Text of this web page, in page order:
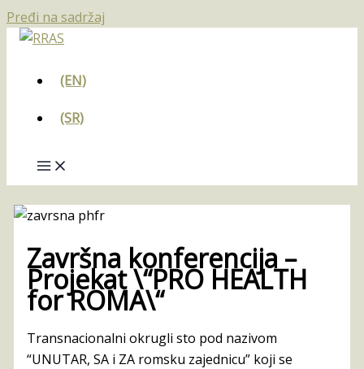
Pređi na sadržaj
(EN)
(SR)
Završna konferencija –
Projekat \“PRO HEALTH
for ROMA\“
Transnacionalni okrugli sto pod nazivom
“UNUTAR, SA i ZA romsku zajednicu” koji se